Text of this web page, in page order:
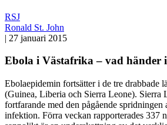
RSJ
Ronald St. John
| 27 januari 2015
Ebola i Västafrika – vad händer
Ebolaepidemin fortsätter i de tre drabbade
(Guinea, Liberia och Sierra Leone). Sierra
fortfarande med den pågående spridningen
infektion. Förra veckan rapporterades 337